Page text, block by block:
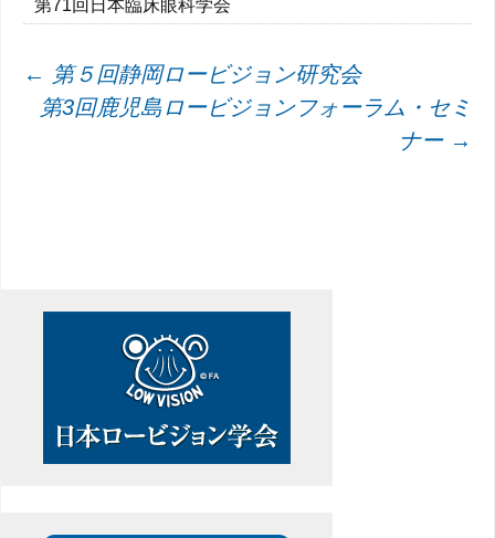
第71回日本臨床眼科学会
投← 第５回静岡ロービジョン研究会
第3回鹿児島ロービジョンフォーラム・セミ
ナー →